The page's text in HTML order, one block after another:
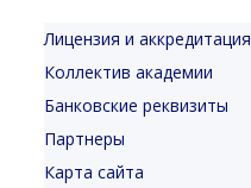
Лицензия и аккредитация
Коллектив академии
Банковские реквизиты
Партнеры
Карта сайта